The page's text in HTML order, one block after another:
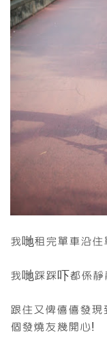
我哋租完單車沿
我哋踩踩吓都係
跟住又俾僖僖發現
個發燒友幾開心!